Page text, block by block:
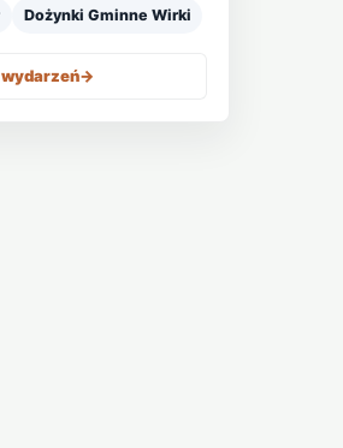
Dożynki Gminne Wirki
->